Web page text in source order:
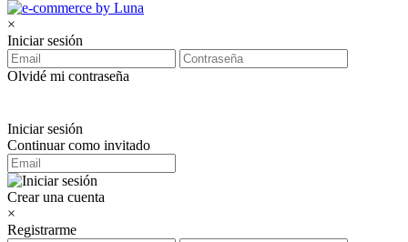
×
Iniciar sesión
Olvidé mi contraseña
Iniciar sesión
Continuar como invitado
Crear una cuenta
×
Registrarme